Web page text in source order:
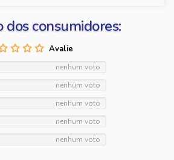
dos consumidores:
nenhum voto
nenhum voto
nenhum voto
nenhum voto
nenhum voto